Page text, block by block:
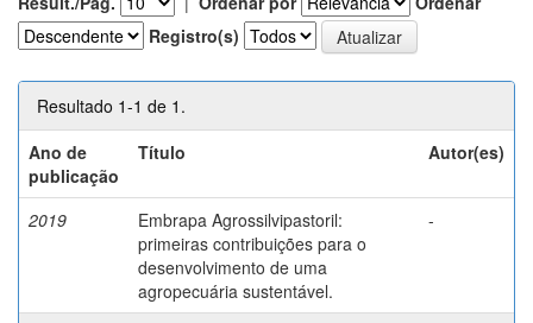
Registro(s)
Resultado 1-1 de 1.
Ano de
publicação
Título Autor(es)
2019
Embrapa Agrossilvipastoril:
primeiras contribuições para o
desenvolvimento de uma
agropecuária sustentável.
-